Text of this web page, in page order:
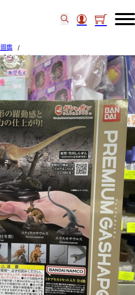
鑑
/
龍收藏系列02 Set of 4 pcs(後）